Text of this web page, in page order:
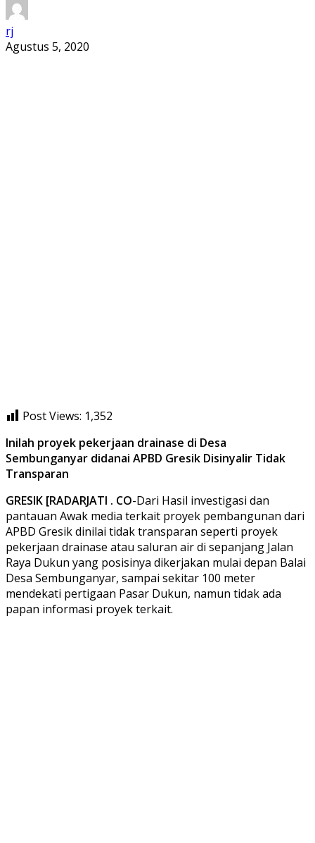
rj
Agustus 5, 2020
Post Views: 1,352
Inilah proyek pekerjaan drainase di Desa
Sembunganyar didanai APBD Gresik Disinyalir Tidak
Transparan
GRESIK [RADARJATI . CO-Dari Hasil investigasi dan
pantauan Awak media terkait proyek pembangunan dari
APBD Gresik dinilai tidak transparan seperti proyek
pekerjaan drainase atau saluran air di sepanjang Jalan
Raya Dukun yang posisinya dikerjakan mulai depan Balai
Desa Sembunganyar, sampai sekitar 100 meter
mendekati pertigaan Pasar Dukun, namun tidak ada
papan informasi proyek terkait.